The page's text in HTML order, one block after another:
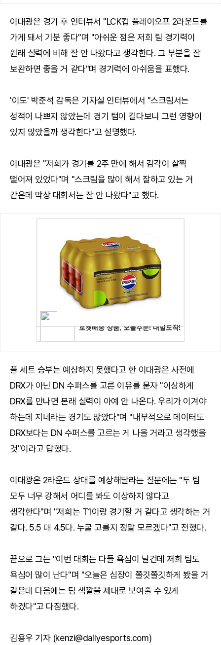
이대광은 경기 후 인터뷰서 "LCK컵 플레이오프 2라운드를
가게 돼서 기분 좋다"며 "아쉬운 점은 저희 팀 경기력이
원래 실력에 비해 잘 안 나왔다고 생각한다. 그 부분을 잘
보완하면 좋을 거 같다"며 경기력에 아쉬움을 표했다.
'이도' 박준석 감독은 기자실 인터뷰에서 "스크림서는
성적이 나쁘지 않았는데 경기 텀이 길다보니 그런 영향이
있지 않았을까 생각한다"고 설명했다.
이대광은 "저희가 경기를 2주 만에 해서 감각이 살짝
떨어져 있었다"며 "스크림을 많이 해서 잘하고 있는 거
같은데 막상 대회서는 잘 안 나왔다"고 했다.
풀 세트 승부는 예상하지 못했다고 한 이대광은 사전에
DRX가 아닌 DN 수퍼스를 고른 이유를 묻자 "이상하게
DRX를 만나면 본래 실력이 아예 안 나온다. 우리가 이겨야
하는데 지네라는 경기도 많았다"며 "내부적으로 데이터도
DRX보다는 DN 수퍼스를 고르는 게 나을 거라고 생각했을
것"이라고 답했다.
이대광은 2라운드 상대를 예상해달라는 질문에는 "두 팀
모두 너무 강해서 어디를 봐도 이상하지 않다고
생각한다"며 "저희는 T1이랑 경기할 거 같다고 생각하는 거
같다. 5.5 대 4.5다. 누굴 고를지 정말 모르겠다"고 전했다.
끝으로 그는 "이번 대회는 다들 욕심이 날건데 저희 팀도
욕심이 많이 난다"며 "오늘은 심장이 쫄깃쫄깃하게 봤을 거
같은데 다음에는 팀 색깔을 제대로 보여줄 수 있게
하겠다"고 다짐했다.
김용우 기자 (kenzi@dailyesports.com)